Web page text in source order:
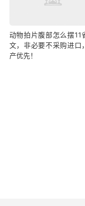
动物拍片腹部怎么摆11
文，非必要不采购进口
产优先！